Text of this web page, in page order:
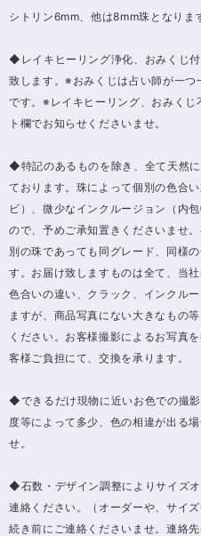
シトリン6mm、他は8mm珠となりま
◆レイキヒーリング浄化、おみくじ
致します。※おみくじは占い師が一
です。※レイキヒーリング、おみく
ト欄でお知らせくださいませ。
◆特記のあるものを除き、全て天然
ております。珠によって個別の色合
ビ）、微少なインクルージョン（内
ので、予めご承知置きくださいませ
別の珠であっても同グレード、同様
す。お届け致しますものは全て、当
色合いの違い、クラック、インクル
ますが、商品写真にない大きなもの
ください。お客様撮影によるお写真
客様ご負担にて、交換を承ります。
◆できるだけ現物に近いお色での撮
度等によって多少、色の相違が出る
せ。
◆石数・デザイン調整によりサイズ
連絡ください。（オーダーや、サイ
続き前にご連絡くださいませ。連絡